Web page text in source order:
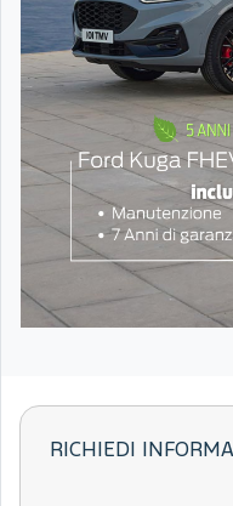
RICHIEDI